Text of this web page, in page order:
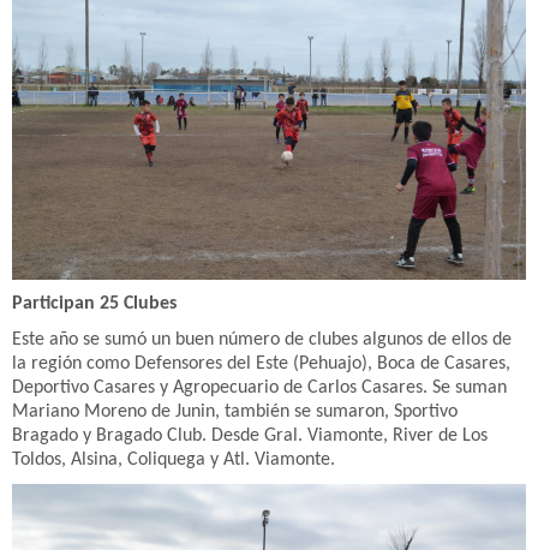
Participan 25 Clubes
Este año se sumó un buen número de clubes algunos de ellos de
la región como Defensores del Este (Pehuajo), Boca de Casares,
Deportivo Casares y Agropecuario de Carlos Casares. Se suman
Mariano Moreno de Junin, también se sumaron, Sportivo
Bragado y Bragado Club. Desde Gral. Viamonte, River de Los
Toldos, Alsina, Coliquega y Atl. Viamonte.